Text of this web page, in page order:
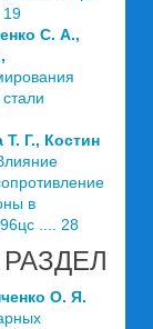
19
С. А.,
Г., Костин
в
.... 28
О. Я.